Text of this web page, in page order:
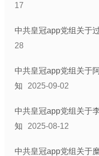
17
中共皇冠app党组关于
28
中共皇冠app党组关于
知
2025-09-02
中共皇冠app党组关于
知
2025-08-12
中共皇冠app党组关于